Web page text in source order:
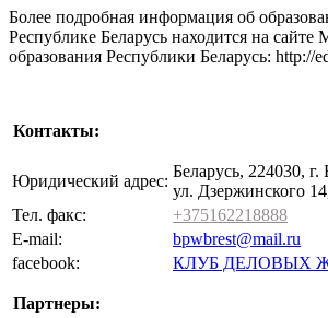
Более подробная информация об
Республике Беларусь находится на сайте
образования Республики Беларусь: http://
Контакты:
Юридический адрес:
Беларусь, 224030, г.
ул. Дзержинского
Тел. факс:
+375162218888
E-mail:
bpwbrest@mail.ru
facebook:
КЛУБ ДЕЛОВЫХ
Партнеры: